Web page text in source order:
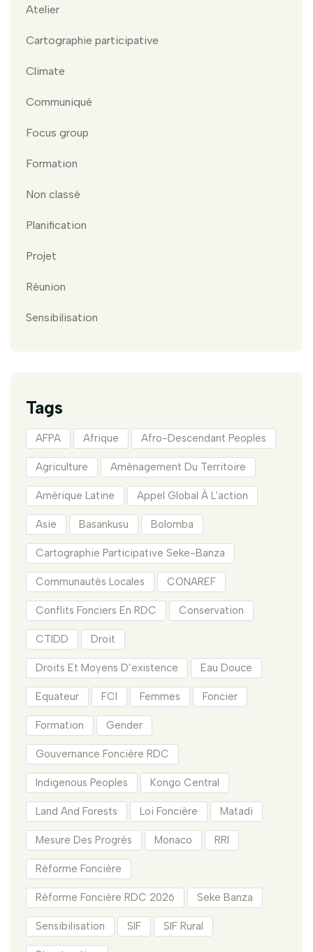
Atelier
Cartographie participative
Climate
Communiqué
Focus group
Formation
Non classé
Planification
Projet
Réunion
Sensibilisation
Tags
AFPA Afrique Afro-Descendant Peoples
Agriculture Aménagement Du Territoire
Amérique Latine Appel Global À L'action
Asie Basankusu Bolomba
Cartographie Participative Seke-Banza
Communautés Locales CONAREF
Conflits Fonciers En RDC Conservation
CTIDD Droit
Droits Et Moyens D’existence Eau Douce
Equateur FCI Femmes Foncier
Formation Gender
Gouvernance Foncière RDC
Indigenous Peoples Kongo Central
Land And Forests Loi Foncière Matadi
Mesure Des Progrès Monaco RRI
Réforme Foncière
Réforme Foncière RDC 2026 Seke Banza
Sensibilisation SIF SIF Rural